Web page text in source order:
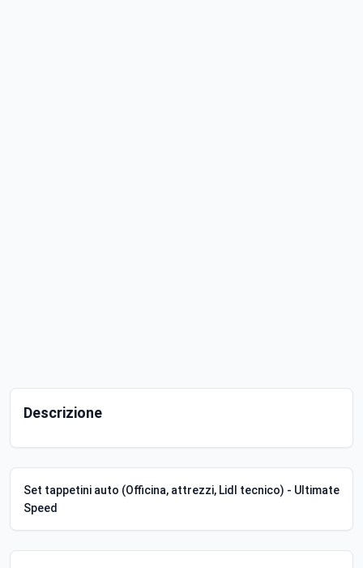
Descrizione
Set tappetini auto (Officina, attrezzi, Lidl tecnico) - Ultimate
Speed